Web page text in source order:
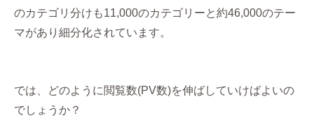
のカテゴリ分けも11,000のカテゴリーと約46,000のテー
マがあり細分化されています。
では、どのように閲覧数(PV数)を伸ばしていけばよいの
でしょうか？